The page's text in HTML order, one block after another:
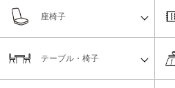
座椅子
テーブル・椅子